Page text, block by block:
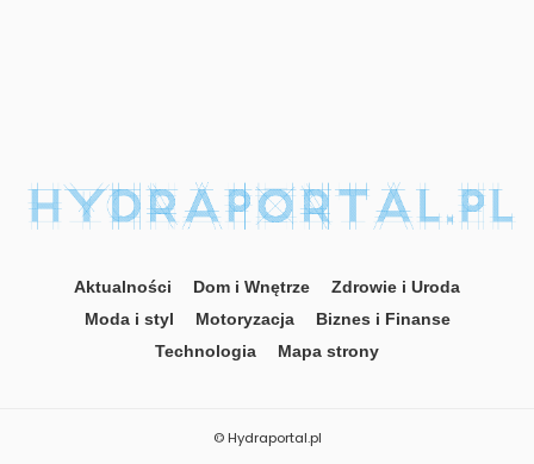
Aktualności Dom i Wnętrze
Zdrowie i Uroda
Moda i styl
Motoryzacja
Biznes i Finanse
Technologia
Mapa strony
© Hydraportal.pl